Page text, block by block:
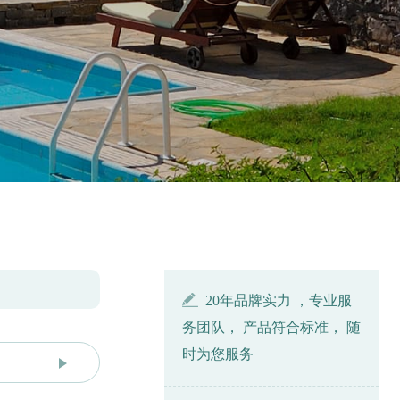
20年品牌实力 ，专业服
务团队， 产品符合标准， 随
时为您服务